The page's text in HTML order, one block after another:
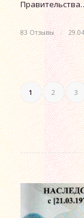
83 Отзывы /
1 2 3